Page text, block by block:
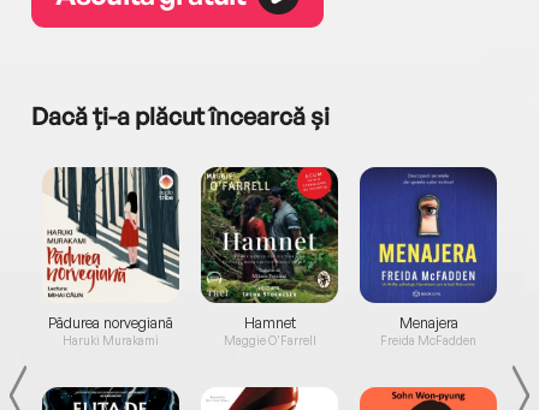
Dacă ți-a plăcut încearcă și
Pădurea norvegiană
Haruki Murakami
Hamnet
Maggie O'Farrell
Menajera
Freida McFadden